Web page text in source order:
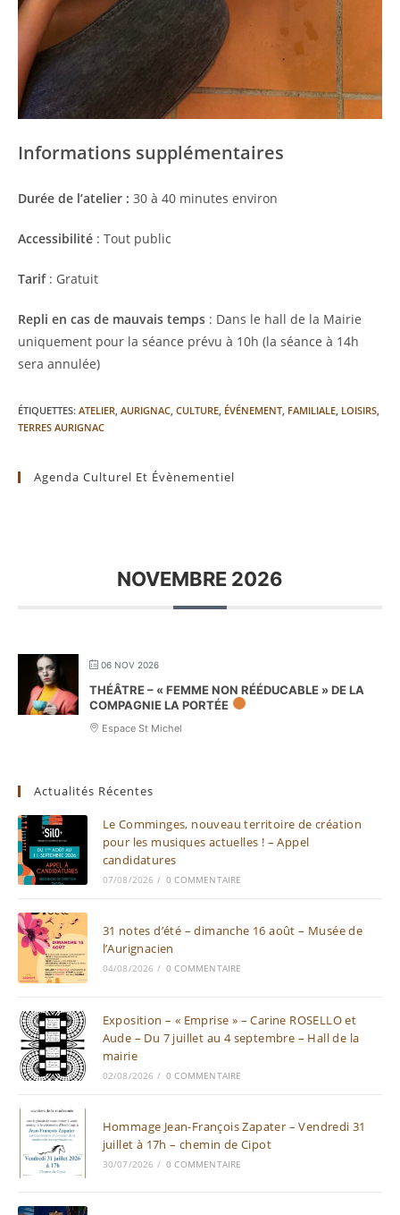
Informations supplémentaires
Durée de l’atelier : 30 à 40 minutes environ
Accessibilité : Tout public
Tarif: Gratuit
Repli en cas de mauvais temps : Dans le hall de la Mairie
uniquement pour la séance prévu à 10h (la séance à 14h
sera annulée)
ÉTIQUETTES: ATELIER AURIGNAC CULTURE ÉVÉNEMENT FAMILIALE LOISIRS
TERRES AURIGNAC
Agenda Culturel Et Évènementiel
NOVEMBRE 2026
06 NOV 2026
THÉÂTRE – « FEMME NON RÉÉDUCABLE » DE LA
COMPAGNIE LA PORTÉE
Espace St Michel
Actualités Récentes
Le Comminges, nouveau territoire de création
pour les musiques actuelles ! – Appel
candidatures
07/08/2026 / 0 COMMENTAIRE
31 notes d’été – dimanche 16 août – Musée de
l’Aurignacien
04/08/2026 / 0 COMMENTAIRE
Exposition – « Emprise » – Carine ROSELLO et
Aude – Du 7 juillet au 4 septembre – Hall de la
mairie
02/08/2026 / 0 COMMENTAIRE
Hommage Jean-François Zapater – Vendredi 31
juillet à 17h – chemin de Cipot
30/07/2026 / 0 COMMENTAIRE